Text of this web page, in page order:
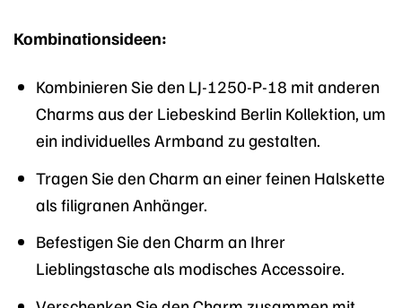
Kombinationsideen:
Kombinieren Sie den LJ-1250-P-18 mit anderen
Charms aus der Liebeskind Berlin Kollektion, um
ein individuelles Armband zu gestalten.
Tragen Sie den Charm an einer feinen Halskette
als filigranen Anhänger.
Befestigen Sie den Charm an Ihrer
Lieblingstasche als modisches Accessoire.